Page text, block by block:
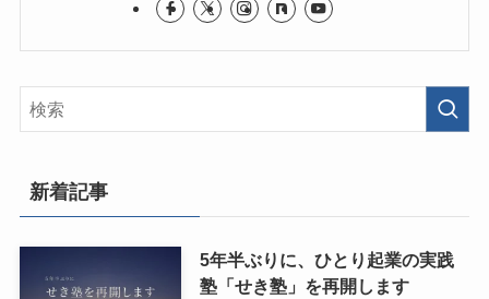
新着記事
5年半ぶりに、ひとり起業の実践
塾「せき塾」を再開します